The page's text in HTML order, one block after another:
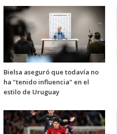
Bielsa aseguró que todavía no
ha "tenido influencia" en el
estilo de Uruguay